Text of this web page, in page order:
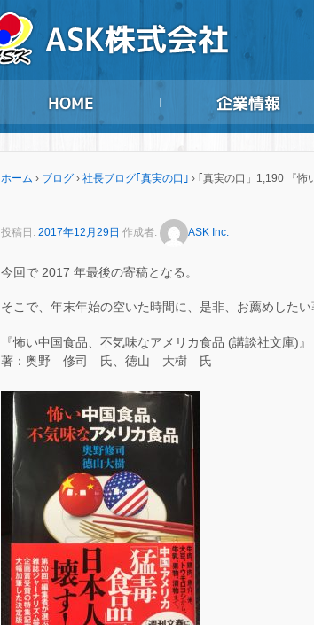
ホーム › ブログ › 社長ブログ｢真実の口｣ › ｢真実の口」1,190 『怖
投稿日: 2017年12月29日 作成者: ASK Inc.
今回で 2017 年最後の寄稿となる。
そこで、年末年始の空いた時間に、是非、お薦めしたい
『怖い中国食品、不気味なアメリカ食品 (講談社文庫)』
著：奥野 修司 氏、徳山 大樹 氏